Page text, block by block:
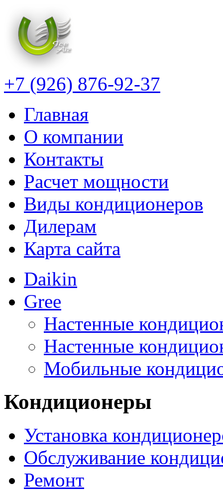
+7 (926) 876-92-37
Главная
О компании
Контакты
Расчет мощности
Виды кондиционеров
Дилерам
Карта сайта
Daikin
Gree
Настенные
Настенные
Мобильные
Кондиционеры
Установка
Обслуживание
Ремонт